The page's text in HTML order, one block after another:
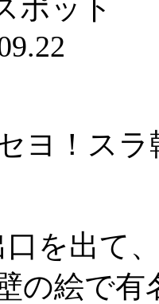
ポット
ヨ！ス
を出て
の絵で